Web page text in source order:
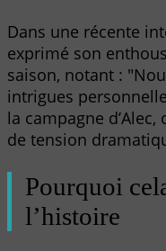
Dans une récente
exprimé son
saison, notant :
intrigues
la campagne
de tension
Pourquoi
l’histoire